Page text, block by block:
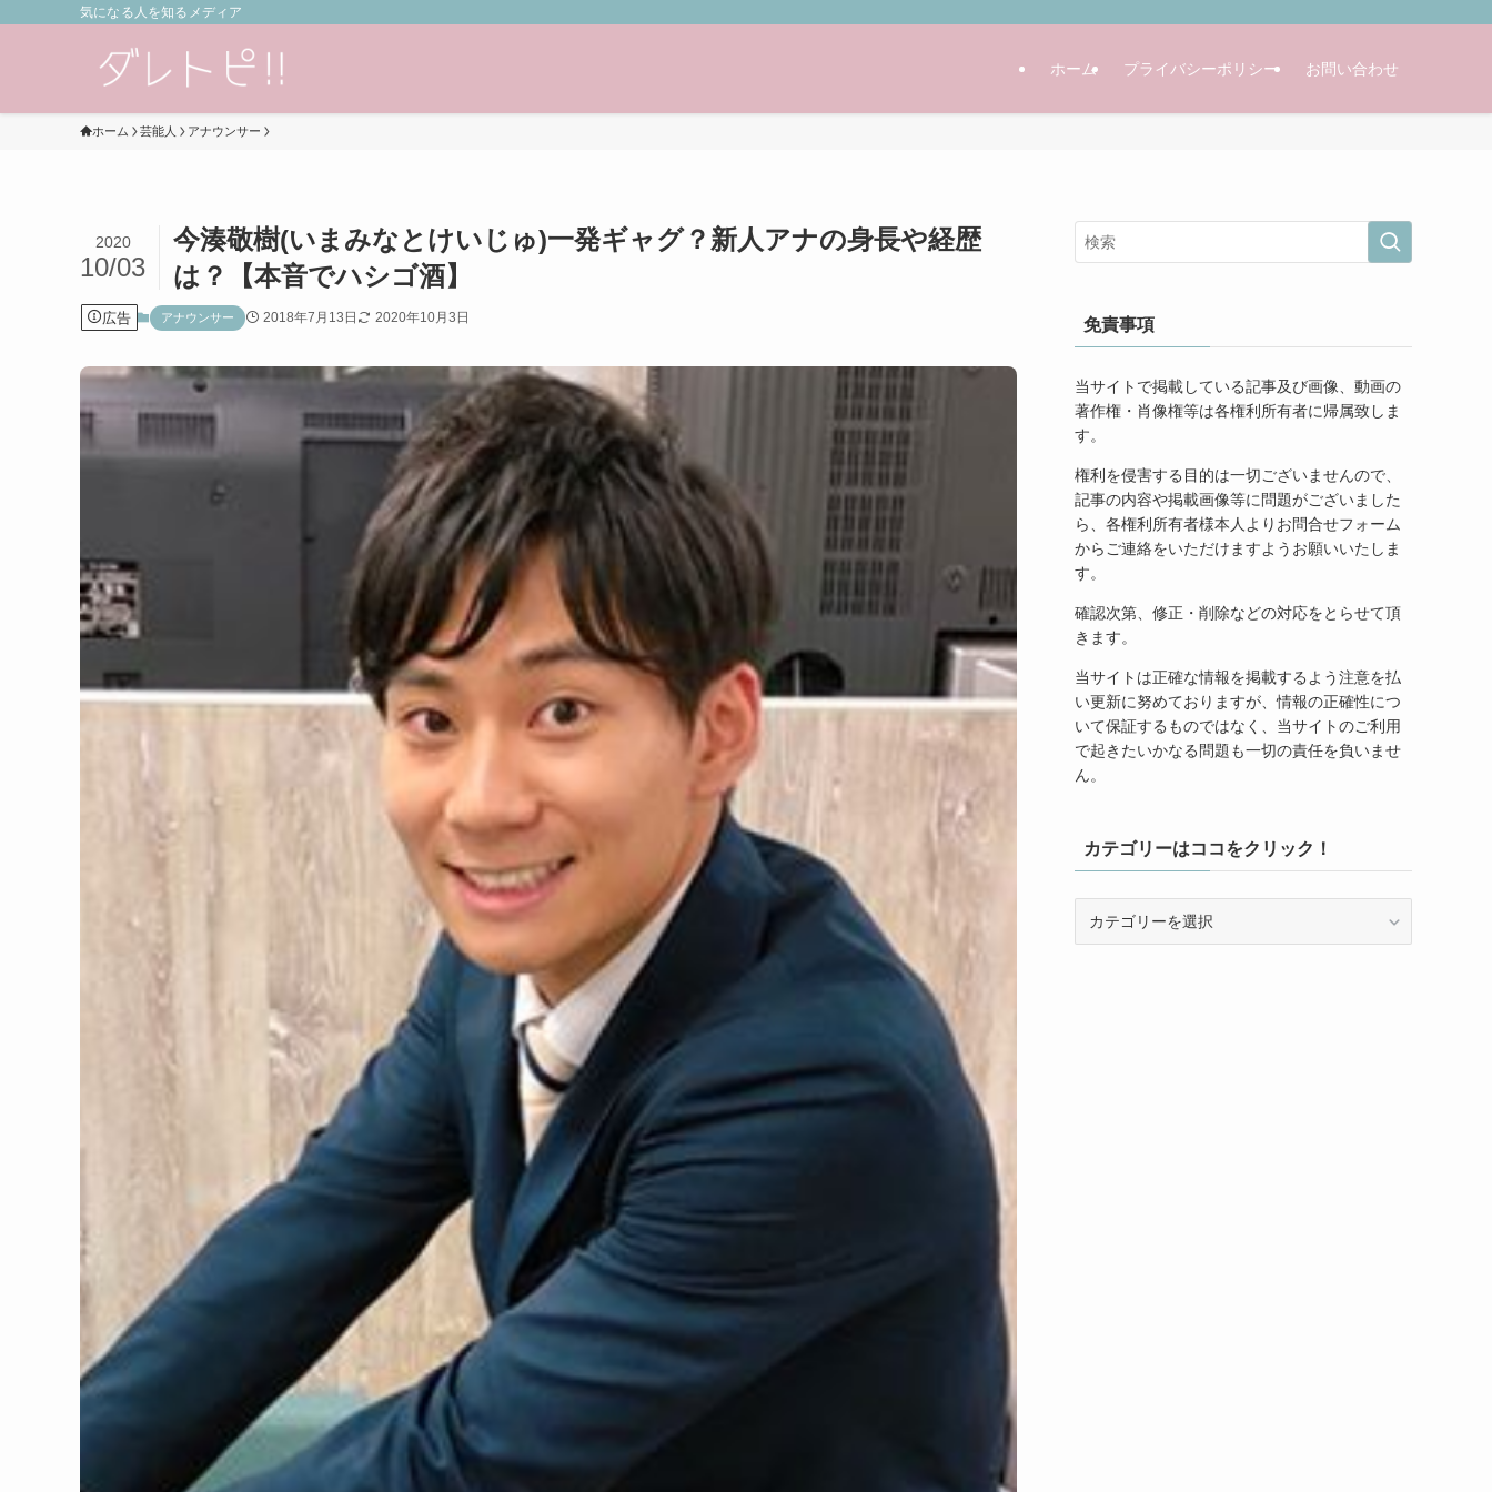
気になる人を知るメディア
ホーム プライバシーポリシー お問い合わせ
ホーム 芸能人 アナウンサー
今湊敬樹(いまみなとけいじゅ)一発ギャグ？新人アナの身長や経歴
は？【本音でハシゴ酒】
2020
10/03
広告 アナウンサー 2018年7月13日 2020年10月3日 免責事項
当サイトで掲載している記事及び画像、動画の
著作権・肖像権等は各権利所有者に帰属致しま
す。
権利を侵害する目的は一切ございませんので、
記事の内容や掲載画像等に問題がございました
ら、各権利所有者様本人よりお問合せフォーム
からご連絡をいただけますようお願いいたしま
す。
確認次第、修正・削除などの対応をとらせて頂
きます。
当サイトは正確な情報を掲載するよう注意を払
い更新に努めておりますが、情報の正確性につ
いて保証するものではなく、当サイトのご利用
で起きたいかなる問題も一切の責任を負いませ
ん。
カテゴリーはココをクリック！